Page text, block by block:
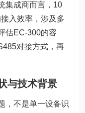
集成商而言，10
入效率，涉及多
估EC-300的容
对接方式，再
与技术背景
，不是单一设备识